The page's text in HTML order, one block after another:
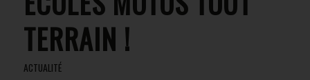
TERRAIN !
ACTUALITÉ